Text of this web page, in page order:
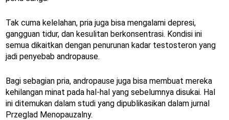
Tak cuma kelelahan, pria juga bisa mengalami depresi,
gangguan tidur, dan kesulitan berkonsentrasi. Kondisi ini
semua dikaitkan dengan penurunan kadar testosteron yang
jadi penyebab andropause.
Bagi sebagian pria, andropause juga bisa membuat mereka
kehilangan minat pada hal-hal yang sebelumnya disukai. Hal
ini ditemukan dalam studi yang dipublikasikan dalam jurnal
Przeglad Menopauzalny.